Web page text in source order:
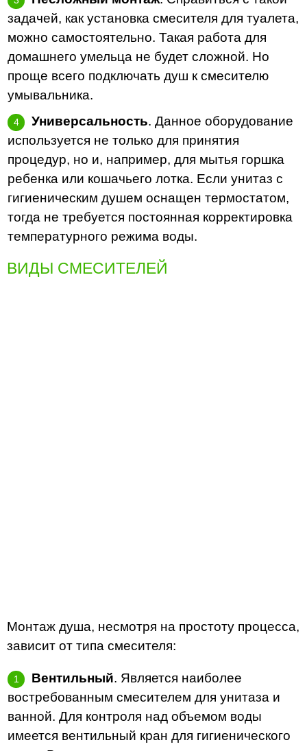
задачей, как установка смесителя для туалета,
можно самостоятельно. Такая работа для
домашнего умельца не будет сложной. Но
проще всего подключать душ к смесителю
умывальника.
Универсальность. Данное оборудование
используется не только для принятия
процедур, но и, например, для мытья горшка
ребенка или кошачьего лотка. Если унитаз с
гигиеническим душем оснащен термостатом,
тогда не требуется постоянная корректировка
температурного режима воды.
ВИДЫ СМЕСИТЕЛЕЙ
Монтаж душа, несмотря на простоту процесса,
зависит от типа смесителя:
Вентильный. Является наиболее
востребованным смесителем для унитаза и
ванной. Для контроля над объемом воды
имеется вентильный кран для гигиенического